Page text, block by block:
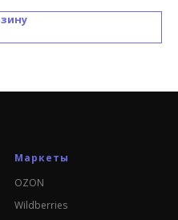
Маркеты
OZON
Wildberries